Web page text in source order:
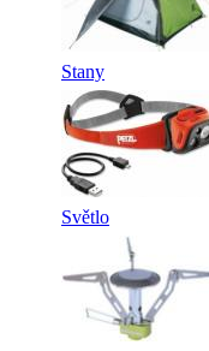
Stany
Světlo